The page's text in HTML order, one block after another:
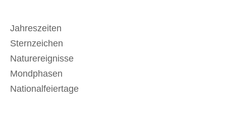
Jahreszeiten
Sternzeichen
Naturereignisse
Mondphasen
Nationalfeiertage